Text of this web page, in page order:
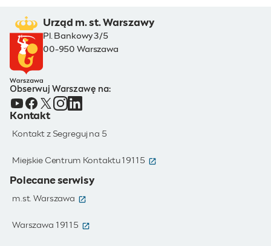
Urząd m. st. Warszawy
Pl. Bankowy 3/5
00-950 Warszawa
Obserwuj Warszawę na:
Kontakt
Kontakt z Segreguj na 5
Miejskie Centrum Kontaktu 19115 (otwiera się w nowym oknie)
Polecane serwisy
m.st. Warszawa (otwiera się w nowym oknie)
Warszawa 19115 (otwiera się w nowym oknie)